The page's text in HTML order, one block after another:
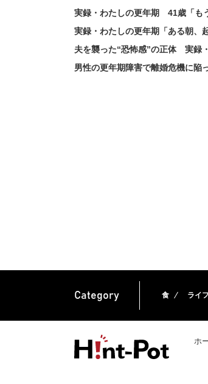
実録・わたしの更年期 41歳「も
実録・わたしの更年期「ある朝、
夫を襲った“恐怖感”の正体 実録
男性の更年期障害で離婚危機に
Category 食 ライ
ホ